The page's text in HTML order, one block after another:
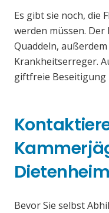
Es gibt sie noch, die
werden müssen. Der
Quaddeln,
Krankheitserreger.
giftfreie Beseitigung
Dietenheim
Bevor Sie selbst